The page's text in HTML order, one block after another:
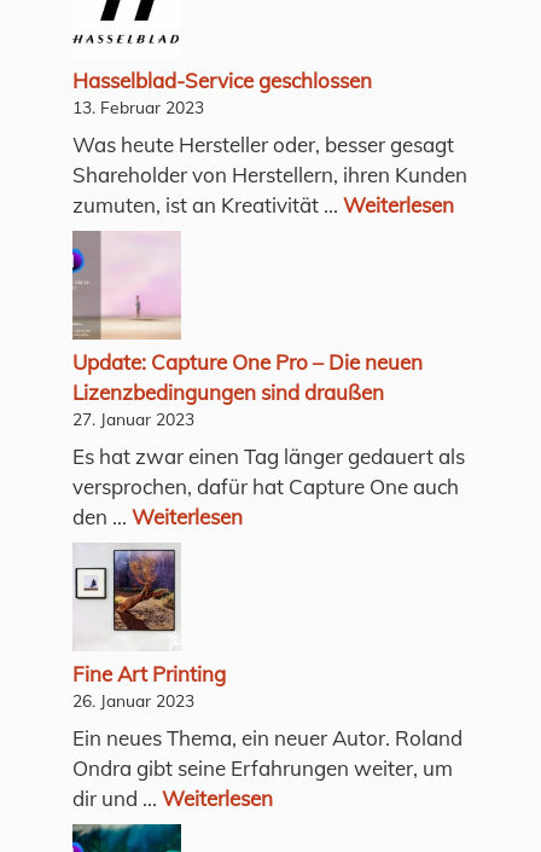
Hasselblad-Service geschlossen
13. Februar 2023
Was heute Hersteller oder, besser gesagt
Shareholder von Herstellern, ihren Kunden
zumuten, ist an Kreativität ... Weiterlesen
Update: Capture One Pro – Die neuen
Lizenzbedingungen sind draußen
27. Januar 2023
Es hat zwar einen Tag länger gedauert als
versprochen, dafür hat Capture One auch
den ... Weiterlesen
Fine Art Printing
26. Januar 2023
Ein neues Thema, ein neuer Autor. Roland
Ondra gibt seine Erfahrungen weiter, um
dir und ... Weiterlesen